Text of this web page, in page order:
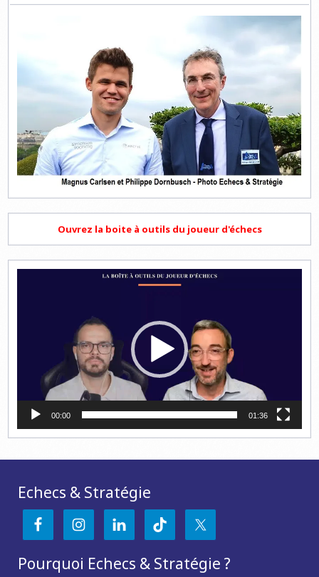
Ouvrez la boite à outils du joueur d'échecs
00:00 01:36
Echecs & Stratégie
Pourquoi Echecs & Stratégie ?